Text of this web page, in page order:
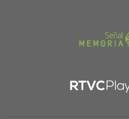
este importante territorio.